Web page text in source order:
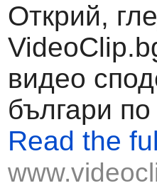
Открий,
видео
българи по
Read the